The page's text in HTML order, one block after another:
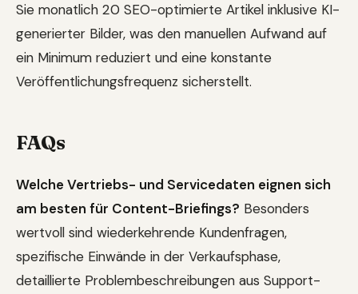
Sie monatlich 20 SEO-optimierte Artikel inklusive KI-
generierter Bilder, was den manuellen Aufwand auf
ein Minimum reduziert und eine konstante
Veröffentlichungsfrequenz sicherstellt.
FAQs
Welche Vertriebs- und Servicedaten eignen sich
am besten für Content-Briefings? Besonders
wertvoll sind wiederkehrende Kundenfragen,
spezifische Einwände in der Verkaufsphase,
detaillierte Problembeschreibungen aus Support-